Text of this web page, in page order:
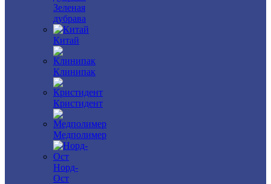
Зеленая
дубрава
Китай
Клинипак
Кристидент
Медполимер
Норд-
Ост